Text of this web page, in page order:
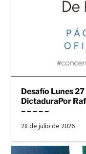
Desafío Lunes
DictaduraPor
– – – – –
28 de julio de 2026